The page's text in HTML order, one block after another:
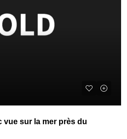
vue sur la mer près du